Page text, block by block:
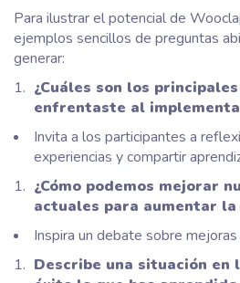
Para ilustrar el potencial de
ejemplos sencillos de preguntas
generar:
¿Cuáles son los
enfrentaste al
Invita a los participantes a
experiencias y compartir
¿Cómo podemos mejorar
actuales para aumentar la
Inspira un debate sobre mejoras
Describe una situación en